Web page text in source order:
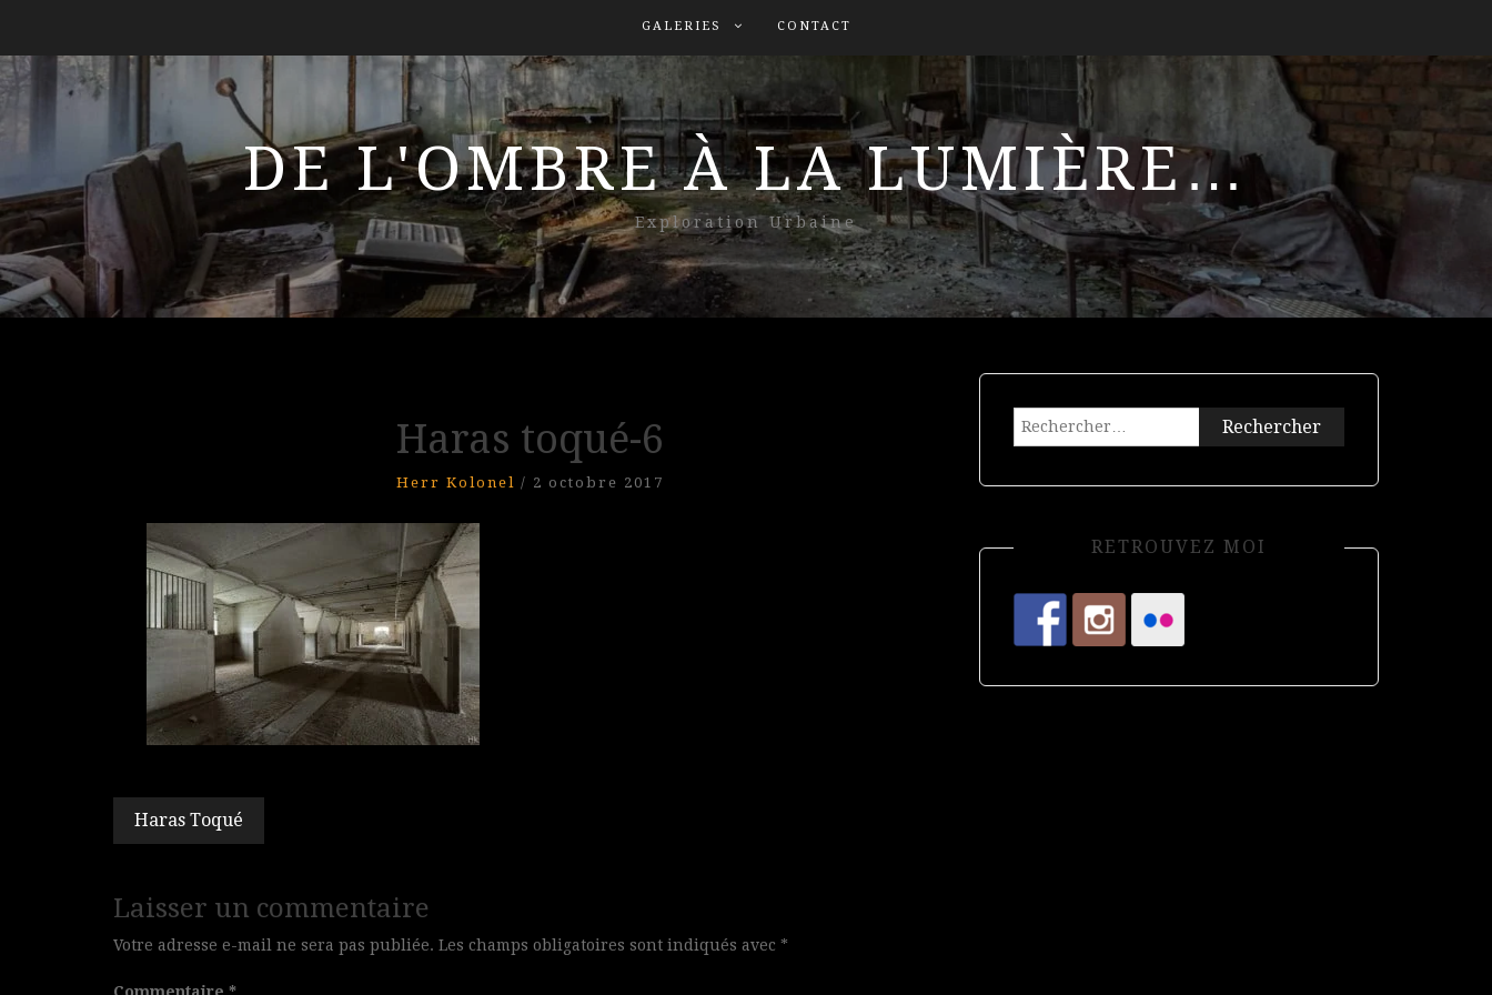
GALERIES CONTACT
DE L'OMBRE À LA LUMIÈRE…
Exploration Urbaine
Haras toqué-6
Herr Kolonel / 2 octobre 2017
Navigation
de
l’article
Haras Toqué
Laisser un commentaire
Votre adresse e-mail ne sera pas publiée. Les champs obligatoires sont indiqués avec *
Rechercher :
RETROUVEZ MOI